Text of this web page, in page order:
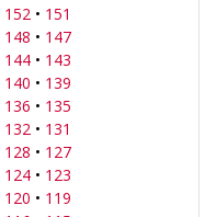
152 • 151
148 • 147
144• 143
140 • 139
136 • 135
132 • 131
128 • 127
124• 123
120 • 119